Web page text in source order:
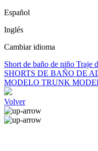
Español
Inglés
Cambiar idioma
Short de baño de niño Traje
SHORTS DE BAÑO DE
MODELO TRUNK
Volver